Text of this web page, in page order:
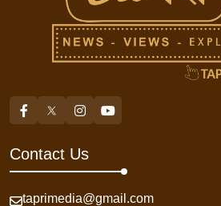
Contact Us
taprimedia@gmail.com